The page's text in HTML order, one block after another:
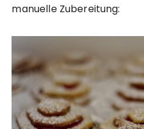
manuelle Zubereitung: